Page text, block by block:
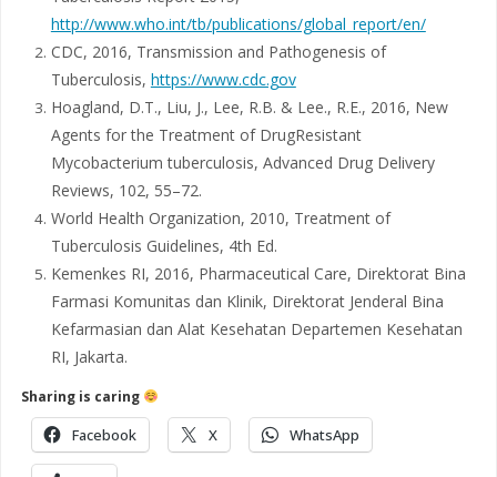
http://www.who.int/tb/publications/global_report/en/
CDC, 2016, Transmission and Pathogenesis of
Tuberculosis, https://www.cdc.gov
Hoagland, D.T., Liu, J., Lee, R.B. & Lee., R.E., 2016, New
Agents for the Treatment of DrugResistant
Mycobacterium tuberculosis, Advanced Drug Delivery
Reviews, 102, 55–72.
World Health Organization, 2010, Treatment of
Tuberculosis Guidelines, 4th Ed.
Kemenkes RI, 2016, Pharmaceutical Care, Direktorat Bina
Farmasi Komunitas dan Klinik, Direktorat Jenderal Bina
Kefarmasian dan Alat Kesehatan Departemen Kesehatan
RI, Jakarta.
Sharing is caring
Facebook X WhatsApp